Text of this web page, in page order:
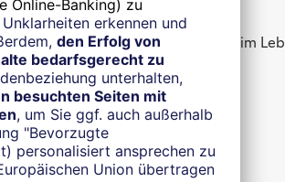
Wichtigste Personen im
meine Familie